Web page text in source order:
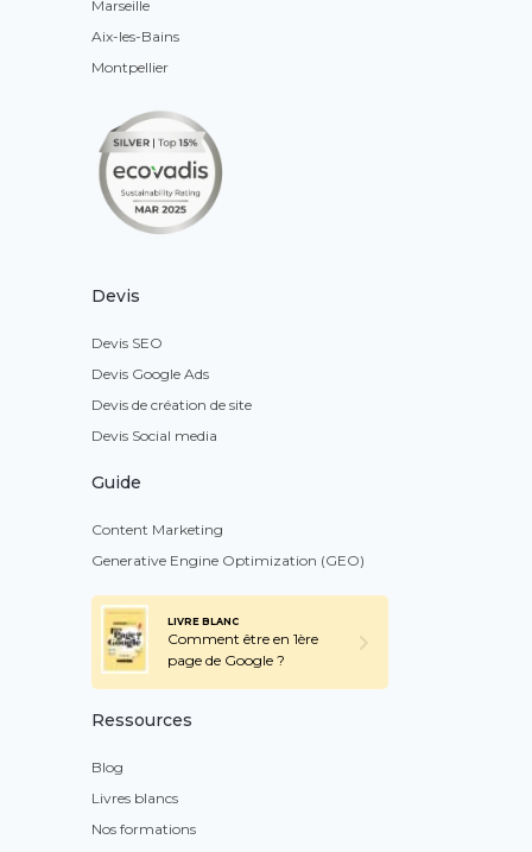
Marseille
Aix-les-Bains
Montpellier
Devis
Devis SEO
Devis Google Ads
Devis de création de site
Devis Social media
Guide
Content Marketing
Generative Engine Optimization (GEO)
LIVRE BLANC
Comment être en 1ère
page de Google ?
Ressources
Blog
Livres blancs
Nos formations